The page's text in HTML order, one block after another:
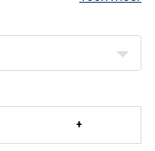
voor bepaalde